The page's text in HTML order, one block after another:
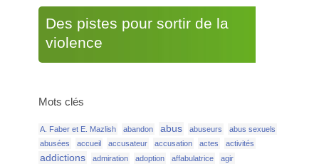
Des pistes pour sortir de la
violence
Mots clés
A. Faber et E. Mazlish abandon abus abuseurs
abus sexuels
abusées
accueil accusateur accusation actes activités
addictions admiration adoption affabulatrice agir